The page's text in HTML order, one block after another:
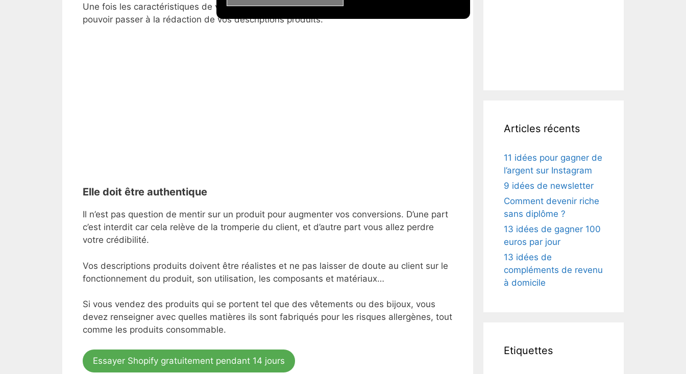
Une fois les caractéristiques de votre clientèle cible et de vos produits définis, vous allez
pouvoir passer à la rédaction de vos descriptions produits.
Elle doit être authentique
Il n’est pas question de mentir sur un produit pour augmenter vos conversions. D’une part
c’est interdit car cela relève de la tromperie du client, et d’autre part vous allez perdre
votre crédibilité.
Vos descriptions produits doivent être réalistes et ne pas laisser de doute au client sur le
fonctionnement du produit, son utilisation, les composants et matériaux…
Si vous vendez des produits qui se portent tel que des vêtements ou des bijoux, vous
devez renseigner avec quelles matières ils sont fabriqués pour les risques allergènes, tout
comme les produits consommable.
Essayer Shopify gratuitement pendant 14 jours
Articles récents
11 idées pour gagner de
l’argent sur Instagram
9 idées de newsletter
Comment devenir riche
sans diplôme ?
13 idées de gagner 100
euros par jour
13 idées de
compléments de revenu
à domicile
Etiquettes